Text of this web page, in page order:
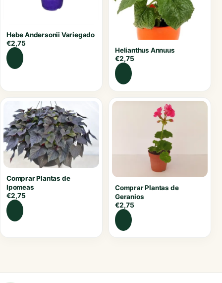
Hebe Andersonii Variegado
€2,75
Helianthus Annuus
€2,75
Comprar Plantas de
Ipomeas
€2,75
Comprar Plantas de
Geranios
€2,75